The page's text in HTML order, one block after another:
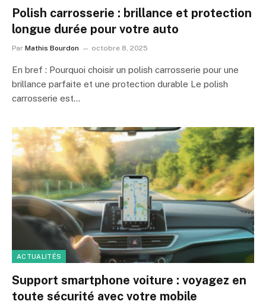
Polish carrosserie : brillance et protection
longue durée pour votre auto
Par Mathis Bourdon octobre 8, 2025
En bref : Pourquoi choisir un polish carrosserie pour une
brillance parfaite et une protection durable Le polish
carrosserie est…
ACTUALITÉS
Support smartphone voiture : voyagez en
toute sécurité avec votre mobile